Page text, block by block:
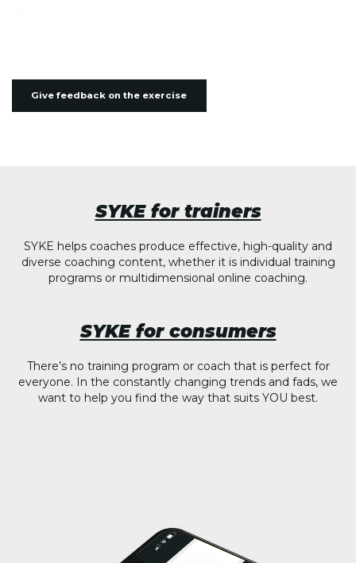
Give feedback on the exercise
SYKE for trainers
SYKE helps coaches produce effective, high-quality and
diverse coaching content, whether it is individual training
programs or multidimensional online coaching.
SYKE for consumers
There’s no training program or coach that is perfect for
everyone. In the constantly changing trends and fads, we
want to help you find the way that suits YOU best.